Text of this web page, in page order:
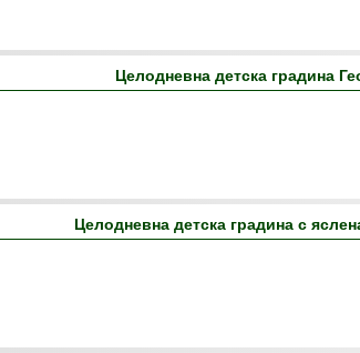
Целодневна детска градина
Целодневна детска градина с